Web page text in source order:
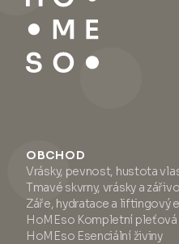
OBCHOD
Vrásky, pevnost, hustota
Tmavé skvrny, vrásky a
Záře, hydratace a liftingový
HoMEso Kompletní pleťová
HoMEso Esenciální živiny